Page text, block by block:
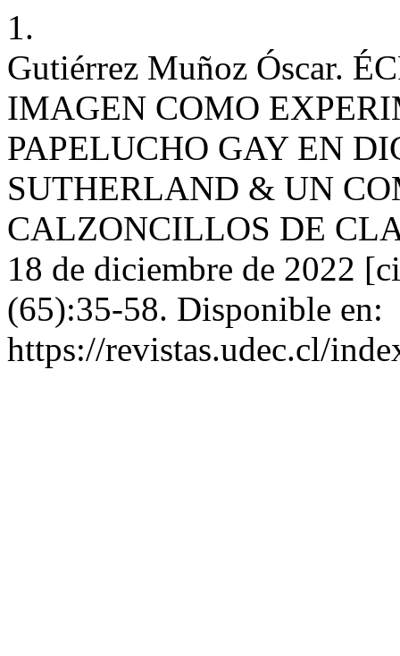
1.
Gutiérrez Muñoz Óscar.
IMAGEN COMO
PAPELUCHO GAY EN
SUTHERLAND & UN
CALZONCILLOS DE
18 de diciembre de 2022
(65):35-58. Disponible en:
https://revistas.udec.cl/